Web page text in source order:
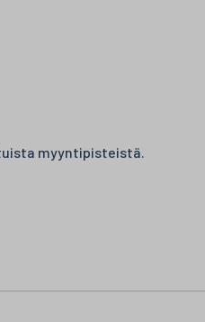
myyntipisteistä.